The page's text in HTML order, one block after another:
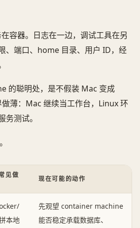
容器。日志在一边，调试工具在另
、端口、home 目录、用户 ID，经
的聪明处，是不假装 Mac 变成
薄：Mac 继续当工作台，Linux 环
测试。
见做
现在可能的动作
本地
先观望 container machine
能否稳定承载数据库、